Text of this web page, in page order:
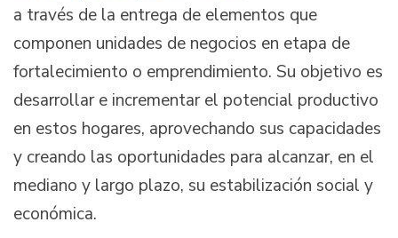
a través de la entrega de elementos que
componen unidades de negocios en etapa de
fortalecimiento o emprendimiento. Su objetivo es
desarrollar e incrementar el potencial productivo
en estos hogares, aprovechando sus capacidades
y creando las oportunidades para alcanzar, en el
mediano y largo plazo, su estabilización social y
económica.